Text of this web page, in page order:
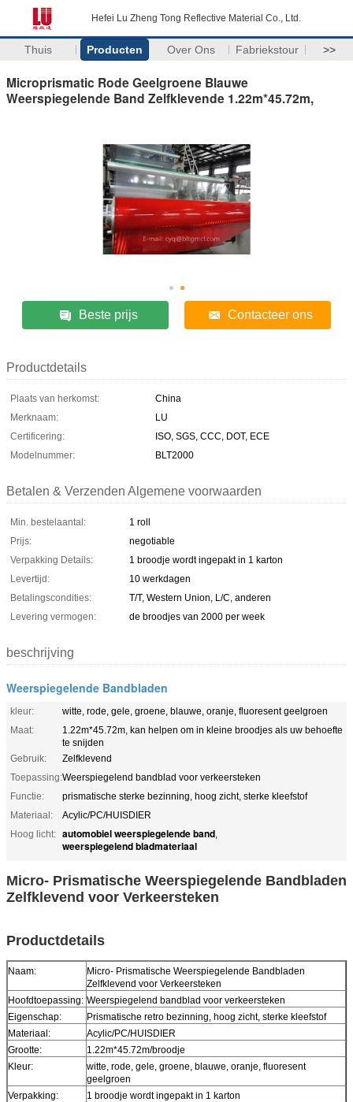
Hefei Lu Zheng Tong Reflective Material Co., Ltd.
Thuis Producten Over Ons Fabriekstour >>
Microprismatic Rode Geelgroene Blauwe
Weerspiegelende Band Zelfklevende 1.22m*45.72m,
Beste prijs Contacteer ons
Productdetails
Plaats van herkomst:
China
Merknaam:
LU
Certificering:
ISO, SGS, CCC, DOT, ECE
Modelnummer:
BLT2000
Betalen & Verzenden Algemene voorwaarden
Min. bestelaantal:
1 roll
Prijs:
negotiable
Verpakking Details:
1 broodje wordt ingepakt in 1 karton
Levertijd:
10 werkdagen
Betalingscondities:
T/T, Western Union, L/C, anderen
Levering vermogen:
de broodjes van 2000 per week
beschrijving
Weerspiegelende Bandbladen
kleur:
witte, rode, gele, groene, blauwe, oranje, fluoresent geelgroen
Maat:
1.22m*45.72m, kan helpen om in kleine broodjes als uw behoefte
te snijden
Gebruik:
Zelfklevend
Toepassing:Weerspiegelend bandblad voor verkeersteken
Functie:
prismatische sterke bezinning, hoog zicht, sterke kleefstof
Materiaal:
Acylic/PC/HUISDIER
Hoog licht: automobiel weerspiegelende band,
weerspiegelend bladmateriaal
Micro- Prismatische Weerspiegelende Bandbladen
Zelfklevend voor Verkeersteken
Productdetails
Naam:
Micro- Prismatische Weerspiegelende Bandbladen
Zelfklevend voor Verkeersteken
Hoofdtoepassing: Weerspiegelend bandblad voor verkeersteken
Eigenschap:
Prismatische retro bezinning, hoog zicht, sterke kleefstof
Materiaal:
Acylic/PC/HUISDIER
Grootte:
1.22m*45.72m/broodje
Kleur:
witte, rode, gele, groene, blauwe, oranje, fluoresent
geelgroen
Verpakking:
1 broodje wordt ingepakt in 1 karton